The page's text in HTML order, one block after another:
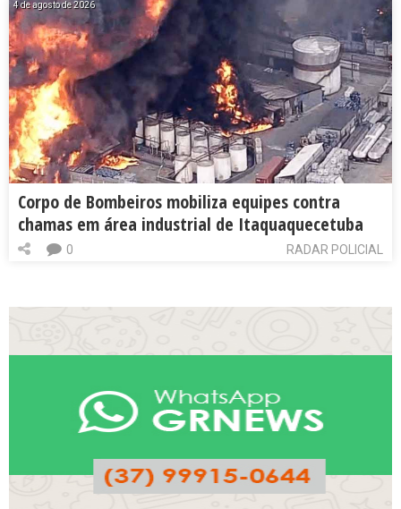
4 de agosto de 2026
Corpo de Bombeiros mobiliza equipes contra
chamas em área industrial de Itaquaquecetuba
RADAR POLICIAL
0